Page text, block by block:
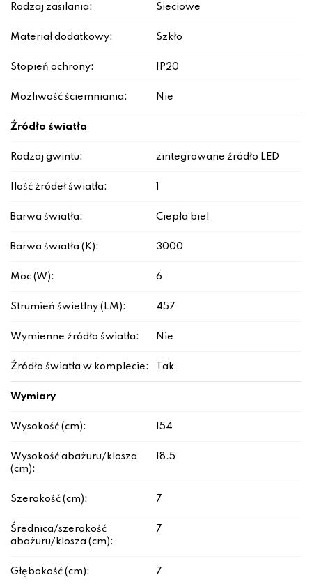
Rodzaj zasilania: Sieciowe
Materiał dodatkowy: Szkło
Stopień ochrony: IP20
Możliwość ściemniania: Nie
Źródło światła
Rodzaj gwintu: zintegrowane źródło LED
Ilość źródeł światła:
Barwa światła: Ciepła biel
Barwa światła (K): 3000
Moc (W): 6
Strumień świetlny (LM): 457
Wymienne źródło światła: Nie
Źródło światła w komplecie: Tak
Wymiary
Wysokość (cm): 154
Wysokość abażuru/klosza
(cm):
18.5
Szerokość (cm): 7
Średnica/szerokość
abażuru/klosza (cm):
7
Głębokość (cm): 7